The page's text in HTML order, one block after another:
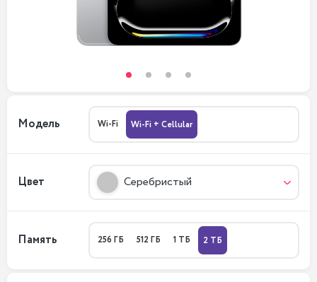
Модель Wi-Fi Wi-Fi + Cellular
Цвет Серебристый
Память 256 ГБ 512 ГБ 1 ТБ 2 ТБ